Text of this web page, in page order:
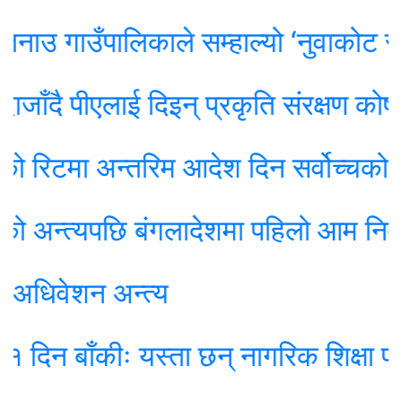
सम्हाल्यो ‘नुवाकोट
दिइन् प्रकृति संरक्षण कोषको
अन्तरिम आदेश दिन सर्वोच्चको
बंगलादेशमा पहिलो आम
अन्त्य
यस्ता छन् नागरिक शिक्षा